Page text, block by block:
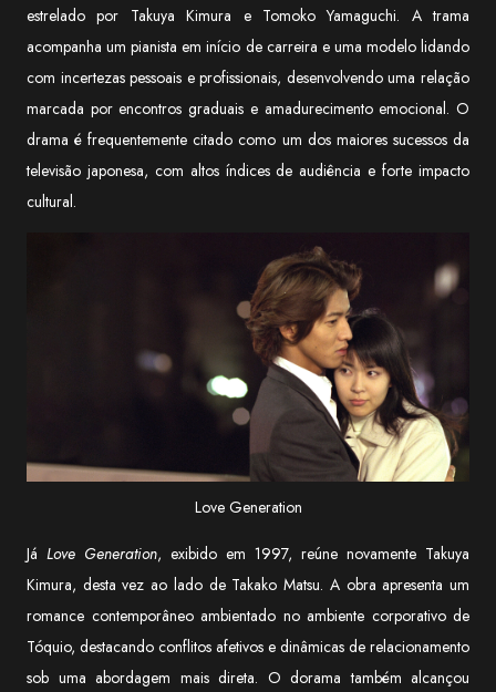
estrelado por Takuya Kimura e Tomoko Yamaguchi. A trama
acompanha um pianista em início de carreira e uma modelo lidando
com incertezas pessoais e profissionais, desenvolvendo uma relação
marcada por encontros graduais e amadurecimento emocional. O
drama é frequentemente citado como um dos maiores sucessos da
televisão japonesa, com altos índices de audiência e forte impacto
cultural.
Love Generation
Já Love Generation, exibido em 1997, reúne novamente Takuya
Kimura, desta vez ao lado de Takako Matsu. A obra apresenta um
romance contemporâneo ambientado no ambiente corporativo de
Tóquio, destacando conflitos afetivos e dinâmicas de relacionamento
sob uma abordagem mais direta. O dorama também alcançou